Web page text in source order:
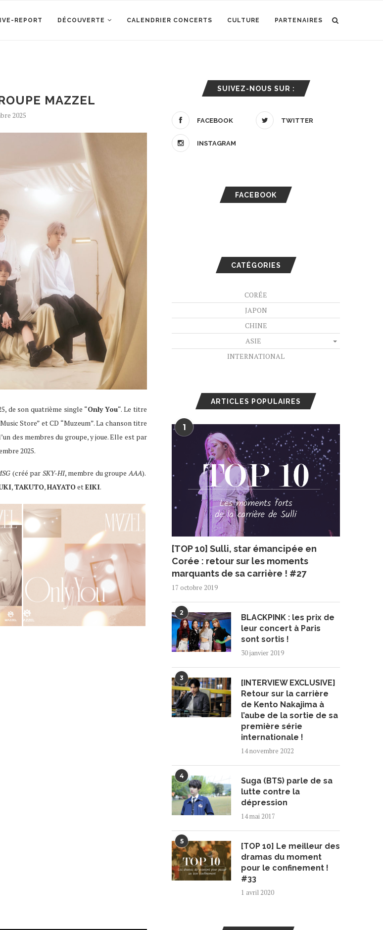
REPORT DÉCOUVERTE CALENDRIER CONCERTS CULTURE PARTENAIRES
MAZZEL
2025
de son quatrième single “Only You“. Le titre
Store” et CD “Muzeum”. La chanson titre
des membres du groupe, y joue. Elle est par
2025.
(créé par SKY-HI, membre du groupeAAA).
,TAKUTO,HAYATOetEIKI.
SUIVEZ-NOUS SUR :
FACEBOOK TWITTER
INSTAGRAM
FACEBOOK
CATÉGORIES
CORÉE
JAPON
CHINE
ASIE
INTERNATIONAL
ARTICLES POPULAIRES
1
[TOP 10] Sulli, star émancipée en
Corée : retour sur les moments
marquants de sa carrière ! #27
17 octobre 2019
2
BLACKPINK : les prix de
leur concert à Paris
sont sortis !
30 janvier 2019
3
[INTERVIEW EXCLUSIVE]
Retour sur la carrière
de Kento Nakajima à
l’aube de la sortie de sa
première série
internationale !
14 novembre 2022
4
Suga (BTS) parle de sa
lutte contre la
dépression
14 mai 2017
5
[TOP 10] Le meilleur des
dramas du moment
pour le confinement !
#33
1 avril 2020